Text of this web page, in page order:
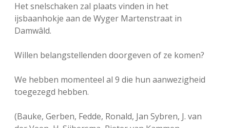
Het snelschaken zal plaats vinden in het
ijsbaanhokje aan de Wyger Martenstraat in
Damwâld.
Willen belangstellenden doorgeven of ze komen?
We hebben momenteel al 9 die hun aanwezigheid
toegezegd hebben.
(Bauke, Gerben, Fedde, Ronald, Jan Sybren, J. van